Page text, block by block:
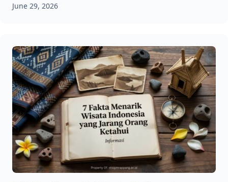
June 29, 2026